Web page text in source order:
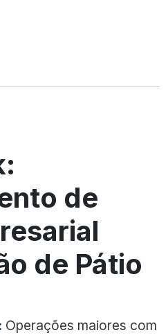
de
de Pátio
Operações maiores com